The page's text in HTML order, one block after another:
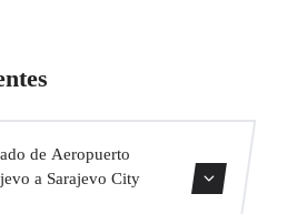
de Aeropuerto
a Sarajevo City